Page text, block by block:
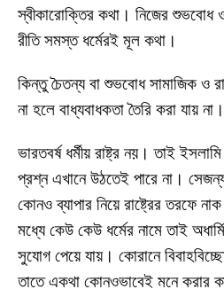
স্বীকারোক্তির কথা। নিজের শুভবোধ
রীতি সমস্ত ধর্মেরই মূল কথা।
কিন্তু চৈতন্য বা শুভবোধ সামাজিক ও
না হলে বাধ্যবাধকতা তৈরি করা যায় না।
ভারতবর্ষ ধর্মীয় রাষ্ট্র নয়। তাই
প্রশ্ন এখানে উঠতেই পারে না।
কোনও ব্যাপার নিয়ে রাষ্ট্রের তরফে
মধ্যে কেউ কেউ ধর্মের নামে তাই
সুযোগ পেয়ে যায়। কোরানে
তাতে একথা কোনওভাবেই মনে করার